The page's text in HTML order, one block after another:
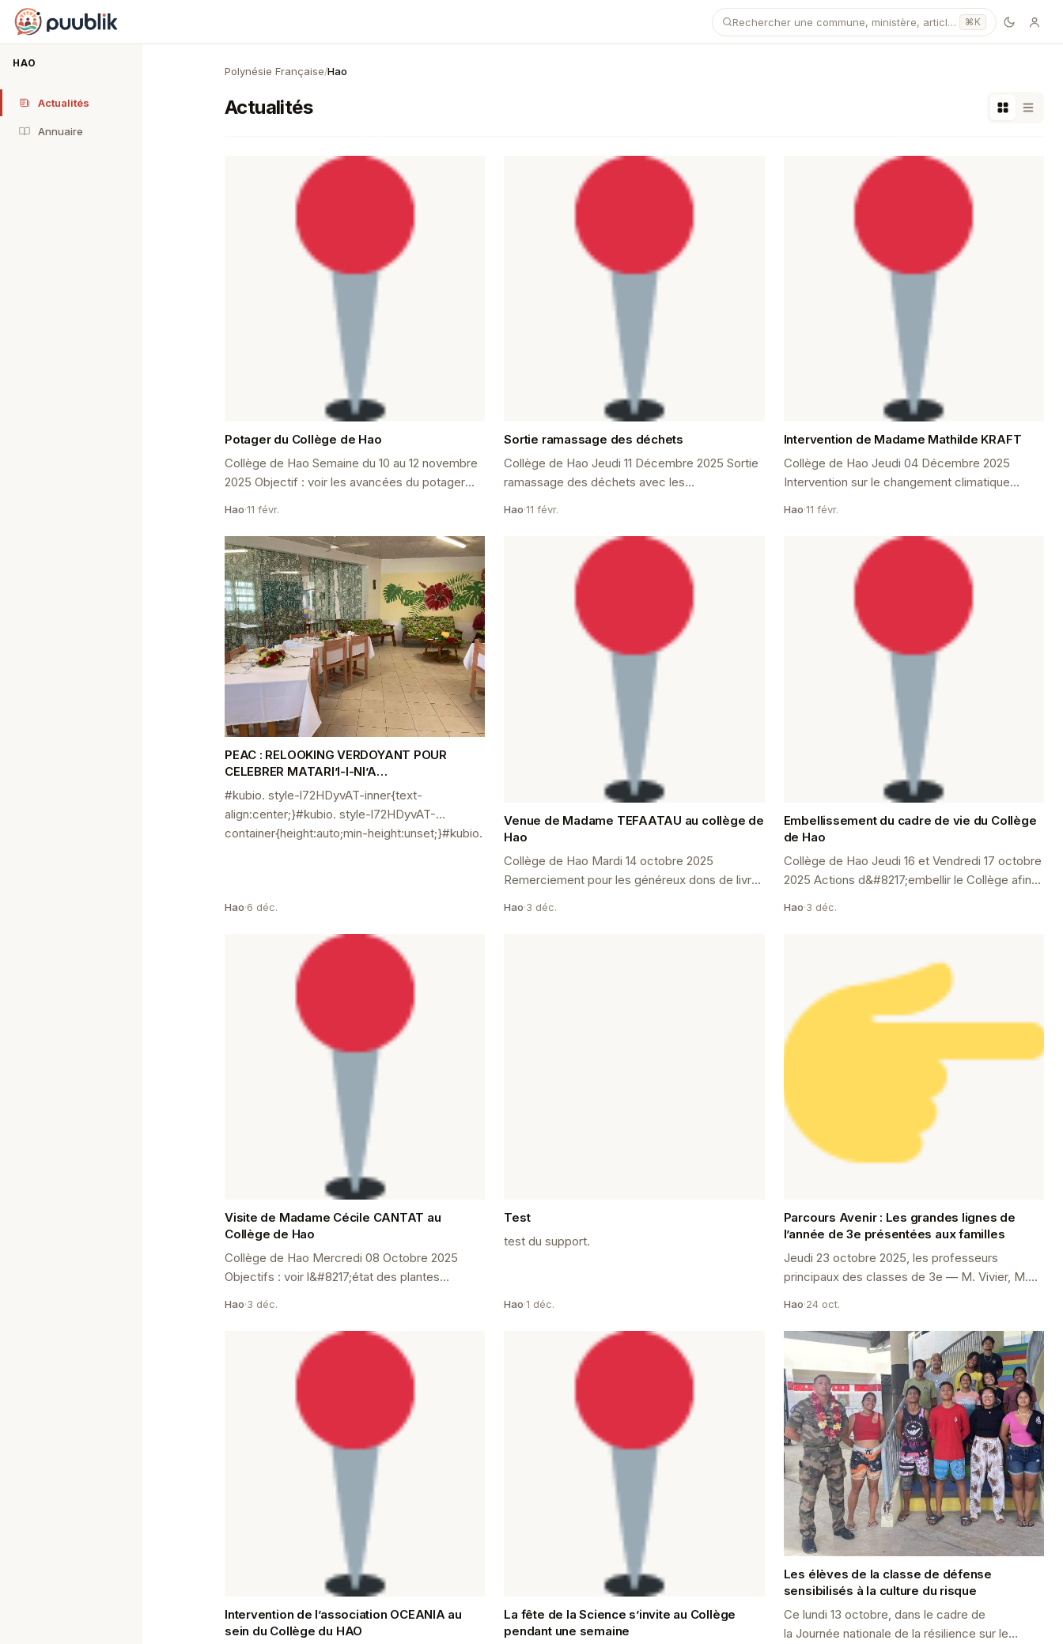
Puublik
Rechercher une commune, ministère, article… ⌘K
HAO
Actualités
Annuaire
Polynésie Française/Hao
Actualités
Potager du Collège de Hao
Collège de Hao Semaine du 10 au 12 novembre
2025 Objectif : voir les avancées du potager
Hao·11 févr.
Sortie ramassage des déchets
Collège de Hao Jeudi 11 Décembre 2025 Sortie
ramassage des déchets avec les
Hao·11 févr.
Intervention de Madame Mathilde KRAFT
Collège de Hao Jeudi 04 Décembre 2025
Intervention sur le changement climatique
Hao·11 févr.
PEAC : RELOOKING VERDOYANT POUR
CELEBRER MATARI’I-I-NI’A…
#kubio. style-l72HDyvAT-inner{text-
align:center;}#kubio. style-l72HDyvAT-
container{height:auto;min-height:unset;}#kubio.
Hao·6 déc.
Venue de Madame TEFAATAU au collège de
Hao
Collège de Hao Mardi 14 octobre 2025
Remerciement pour les généreux dons de livre
Hao·3 déc.
Embellissement du cadre de vie du Collège
de Hao
Collège de Hao Jeudi 16 et Vendredi 17 octobre
2025 Actions d&#8217;embellir le Collège afin
Hao·3 déc.
Visite de Madame Cécile CANTAT au
Collège de Hao
Collège de Hao Mercredi 08 Octobre 2025
Objectifs : voir l&#8217;état des plantes
Hao·3 déc.
Test
test du support.
Hao·1 déc.
Parcours Avenir : Les grandes lignes de
l’année de 3e présentées aux familles
Jeudi 23 octobre 2025, les professeurs
principaux des classes de 3e — M. Vivier, M.
Hao·24 oct.
Intervention de l’association OCEANIA au
sein du Collège du HAO
La fête de la Science s’invite au Collège
pendant une semaine
Les élèves de la classe de défense
sensibilisés à la culture du risque
Ce lundi 13 octobre, dans le cadre de
la Journée nationale de la résilience sur le